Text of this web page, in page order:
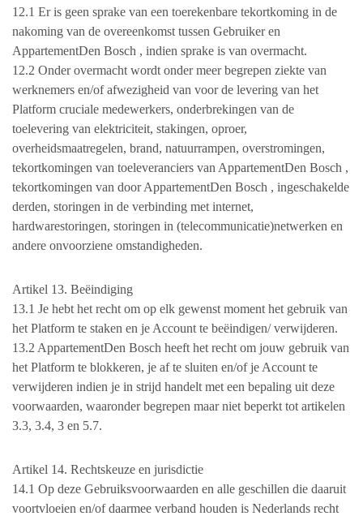
12.1 Er is geen sprake van een toerekenbare tekortkoming in de
nakoming van de overeenkomst tussen Gebruiker en
AppartementDen Bosch , indien sprake is van overmacht.
12.2 Onder overmacht wordt onder meer begrepen ziekte van
werknemers en/of afwezigheid van voor de levering van het
Platform cruciale medewerkers, onderbrekingen van de
toelevering van elektriciteit, stakingen, oproer,
overheidsmaatregelen, brand, natuurrampen, overstromingen,
tekortkomingen van toeleveranciers van AppartementDen Bosch ,
tekortkomingen van door AppartementDen Bosch , ingeschakelde
derden, storingen in de verbinding met internet,
hardwarestoringen, storingen in (telecommunicatie)netwerken en
andere onvoorziene omstandigheden.
Artikel 13. Beëindiging
13.1 Je hebt het recht om op elk gewenst moment het gebruik van
het Platform te staken en je Account te beëindigen/ verwijderen.
13.2 AppartementDen Bosch heeft het recht om jouw gebruik van
het Platform te blokkeren, je af te sluiten en/of je Account te
verwijderen indien je in strijd handelt met een bepaling uit deze
voorwaarden, waaronder begrepen maar niet beperkt tot artikelen
3.3, 3.4, 3 en 5.7.
Artikel 14. Rechtskeuze en jurisdictie
14.1 Op deze Gebruiksvoorwaarden en alle geschillen die daaruit
voortvloeien en/of daarmee verband houden is Nederlands recht